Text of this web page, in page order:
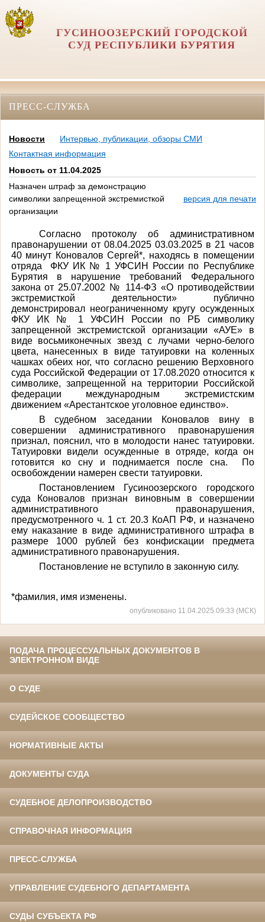
ГУСИНООЗЕРСКИЙ ГОРОДСКОЙ
СУД РЕСПУБЛИКИ БУРЯТИЯ
ПРЕСС-СЛУЖБА
Новости
Интервью, публикации, обзоры СМИ
Контактная информация
Новость от 11.04.2025
Назначен штраф за демонстрацию
символики запрещенной экстремисткой
организации
версия для печати
Согласно протоколу об административном
правонарушении от 08.04.2025 03.03.2025 в 21 часов
40 минут Коновалов Сергей*, находясь в помещении
отряда ФКУ ИК № 1 УФСИН России по Республике
Бурятия в нарушение требований Федерального
закона от 25.07.2002 № 114-ФЗ «О противодействии
экстремисткой деятельности» публично
демонстрировал неограниченному кругу осужденных
ФКУ ИК № 1 УФСИН России по РБ символику
запрещенной экстремистской организации «АУЕ» в
виде восьмиконечных звезд с лучами черно-белого
цвета, нанесенных в виде татуировки на коленных
чашках обеих ног, что согласно решению Верховного
суда Российской Федерации от 17.08.2020 относится к
символике, запрещенной на территории Российской
федерации международным экстремистским
движением «Арестантское уголовное единство».
В судебном заседании Коновалов вину в
совершении административного правонарушения
признал, пояснил, что в молодости нанес татуировки.
Татуировки видели осужденные в отряде, когда он
готовится ко сну и поднимается после сна. По
освобождении намерен свести татуировки.
Постановлением Гусиноозерского городского
суда Коновалов признан виновным в совершении
административного правонарушения,
предусмотренного ч. 1 ст. 20.3 КоАП РФ, и назначено
ему наказание в виде административного штрафа в
размере 1000 рублей без конфискации предмета
административного правонарушения.
Постановление не вступило в законную силу.
*фамилия, имя изменены.
опубликовано 11.04.2025 09:33 (МСК)
ПОДАЧА ПРОЦЕССУАЛЬНЫХ ДОКУМЕНТОВ В
ЭЛЕКТРОННОМ ВИДЕ
О СУДЕ
СУДЕЙСКОЕ СООБЩЕСТВО
НОРМАТИВНЫЕ АКТЫ
ДОКУМЕНТЫ СУДА
СУДЕБНОЕ ДЕЛОПРОИЗВОДСТВО
СПРАВОЧНАЯ ИНФОРМАЦИЯ
ПРЕСС-СЛУЖБА
УПРАВЛЕНИЕ СУДЕБНОГО ДЕПАРТАМЕНТА
СУДЫ СУБЪЕКТА РФ